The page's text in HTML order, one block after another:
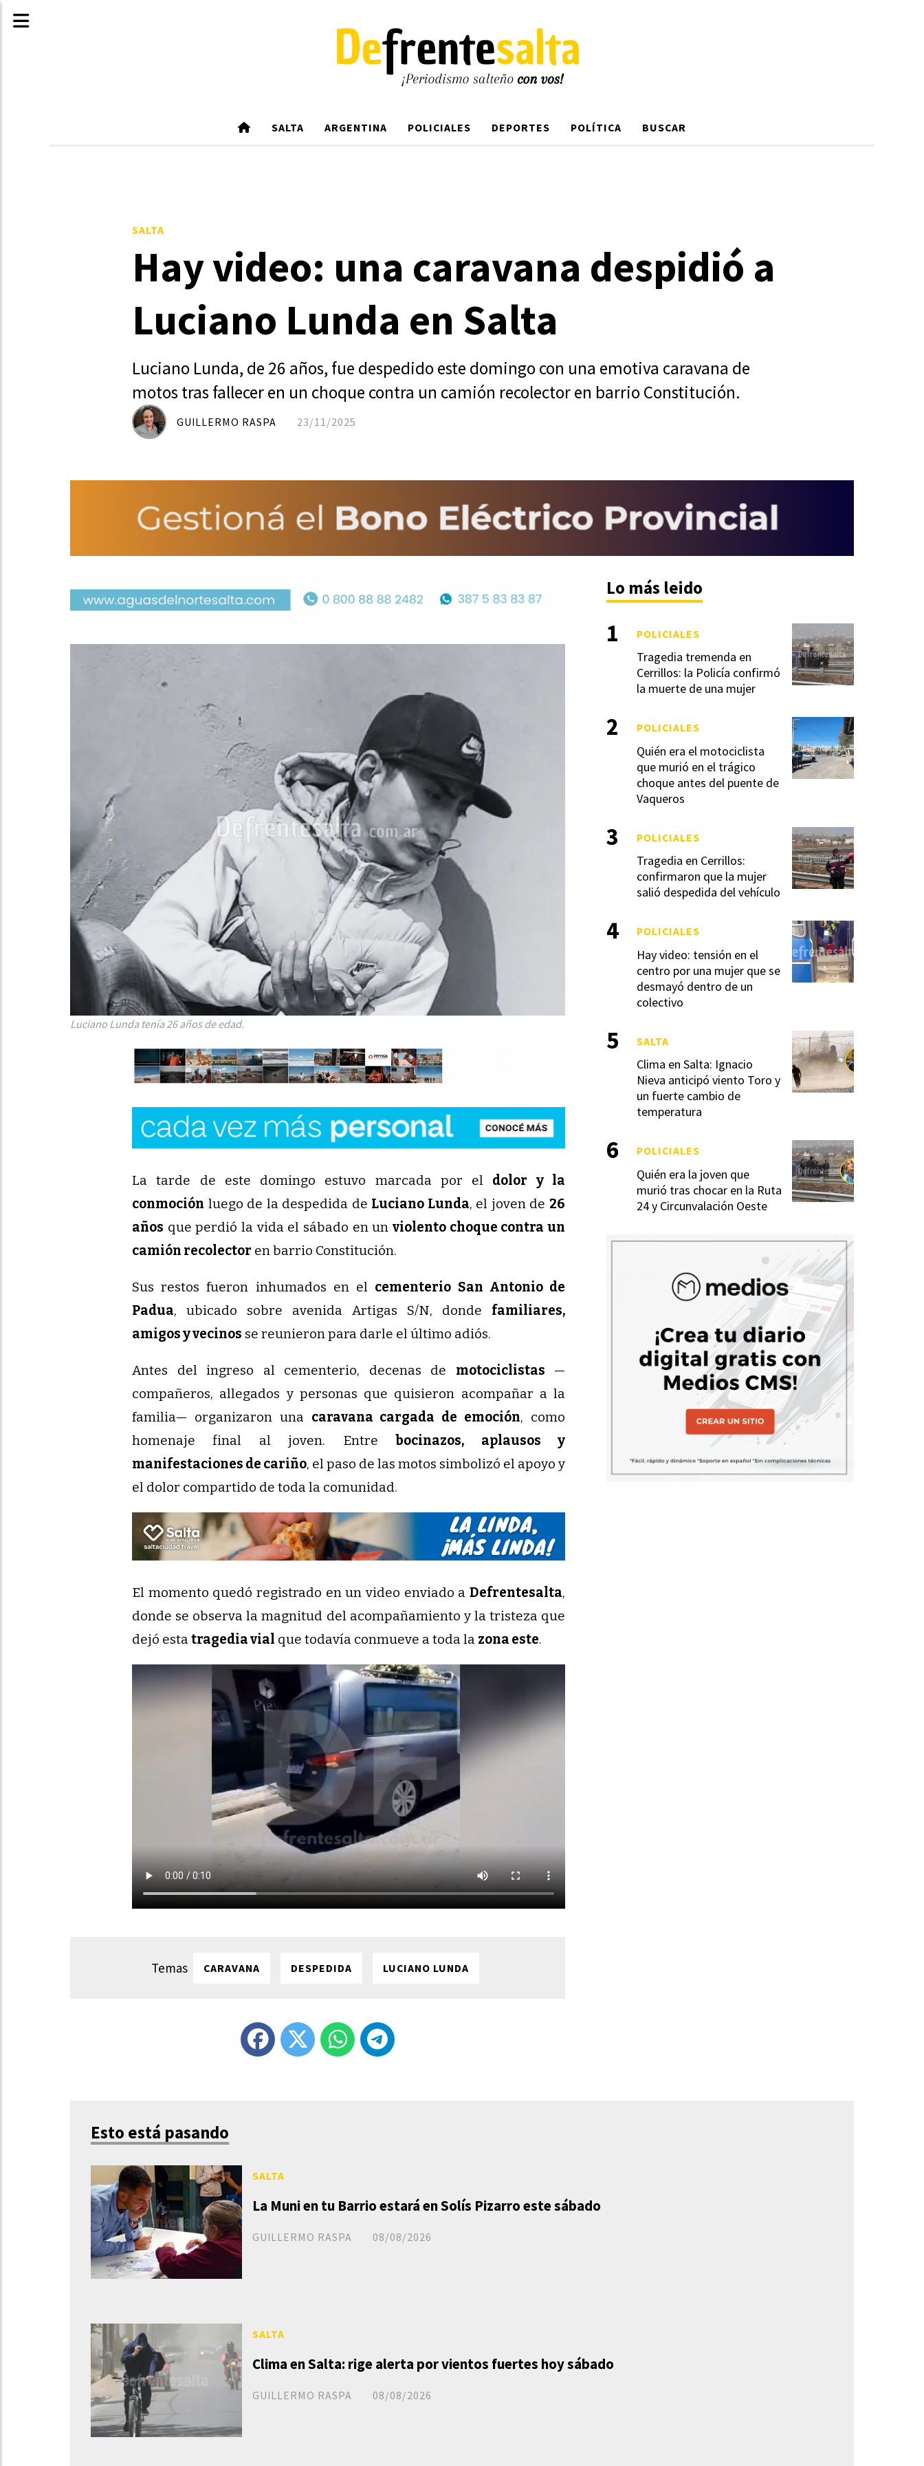
SALTA ARGENTINA POLICIALES DEPORTES POLÍTICA BUSCAR
Hay video: una caravana despidió a
Luciano Lunda en Salta
Luciano Lunda, de 26 años, fue despedido este domingo con una emotiva caravana de
motos tras fallecer en un choque contra un camión recolector en barrio Constitución.
SALTA
23/11/2025
GUILLERMO RASPA
Luciano Lunda tenía 26 años de edad.
La tarde de este domingo estuvo marcada por el dolor y la
conmoción luego de la despedida de Luciano Lunda, el joven de 26
años que perdió la vida el sábado en un violento choque contra un
camión recolector en barrio Constitución.
Sus restos fueron inhumados en el cementerio San Antonio de
Padua, ubicado sobre avenida Artigas S/N, donde familiares,
amigos y vecinos se reunieron para darle el último adiós.
Antes del ingreso al cementerio, decenas de motociclistas —
compañeros, allegados y personas que quisieron acompañar a la
familia— organizaron una caravana cargada de emoción, como
homenaje final al joven. Entrebocinazos, aplausos y
manifestaciones de cariño, el paso de las motos simbolizó el apoyo y
el dolor compartido de toda la comunidad.
El momento quedó registrado en un video enviado a Defrentesalta,
donde se observa la magnitud del acompañamiento y la tristeza que
dejó esta tragedia vial que todavía conmueve a toda la zona este.
CARAVANA DESPEDIDA LUCIANO LUNDA
Esto está pasando
La Muni en tu Barrio estará en Solís Pizarro este sábado
GUILLERMO RASPA
SALTA
08/08/2026
Clima en Salta: rige alerta por vientos fuertes hoy sábado
GUILLERMO RASPA
SALTA
08/08/2026
Lo más leido
Tragedia tremenda en
Cerrillos: la Policía confirmó
la muerte de una mujer
POLICIALES
Quién era el motociclista
que murió en el trágico
choque antes del puente de
Vaqueros
POLICIALES
Tragedia en Cerrillos:
confirmaron que la mujer
salió despedida del vehículo
POLICIALES
Hay video: tensión en el
centro por una mujer que se
desmayó dentro de un
colectivo
POLICIALES
Clima en Salta: Ignacio
Nieva anticipó viento Toro y
un fuerte cambio de
temperatura
SALTA
Quién era la joven que
murió tras chocar en la Ruta
24 y Circunvalación Oeste
POLICIALES